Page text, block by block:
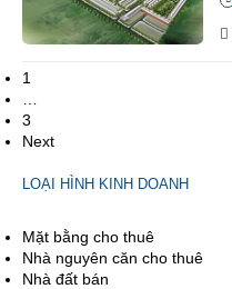
1
3
Next
LOẠI HÌNH KINH DOANH
Mặt bằng cho thuê
Nhà nguyên căn cho thuê
Nhà đất bán